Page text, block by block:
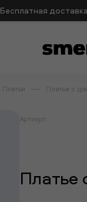
Бесплатная
Платья Платье с
Артикул:
Платье